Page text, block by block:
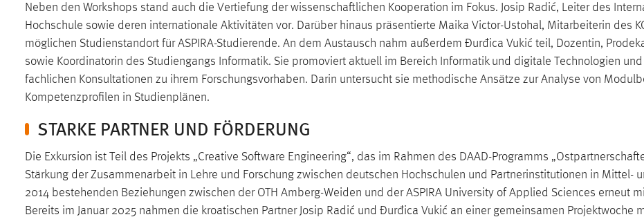
Neben den Workshops stand auch die Vertiefung der wissenschaftlichen Kooperation im Fokus. Josip Radić, Leiter des
Hochschule sowie deren internationale Aktivitäten vor. Darüber hinaus präsentierte Maika Victor-Ustohal, Mitarbeiterin des
möglichen Studienstandort für ASPIRA-Studierende. An dem Austausch nahm außerdem Đurđica Vukić teil, Dozentin,
sowie Koordinatorin des Studiengangs Informatik. Sie promoviert aktuell im Bereich Informatik und digitale Technologien
fachlichen Konsultationen zu ihrem Forschungsvorhaben. Darin untersucht sie methodische Ansätze zur Analyse von
Kompetenzprofilen in Studienplänen.
STARKE PARTNER UND FÖRDERUNG
Die Exkursion ist Teil des Projekts „Creative Software Engineering“, das im Rahmen des DAAD-Programms
Stärkung der Zusammenarbeit in Lehre und Forschung zwischen deutschen Hochschulen und Partnerinstitutionen in Mittel-
2014 bestehenden Beziehungen zwischen der OTH Amberg-Weiden und der ASPIRA University of Applied Sciences erneut
Bereits im Januar 2025 nahmen die kroatischen Partner Josip Radić und Đurđica Vukić an einer gemeinsamen
Chat
Name:
MibewSessionID, MIBEW_UserID,
5e9dbeb1811c0446
Zweck:
Wird benötigt um die Chatfunktion
Cookie Laufzeit: MibewSessionID, mibew-chat-frame-
style-5e9dbeb1811c0446 =
Sitzungslaufzeit, mibew_locale = 3
Jahre, MIBEW_UserID = 1 Jahr